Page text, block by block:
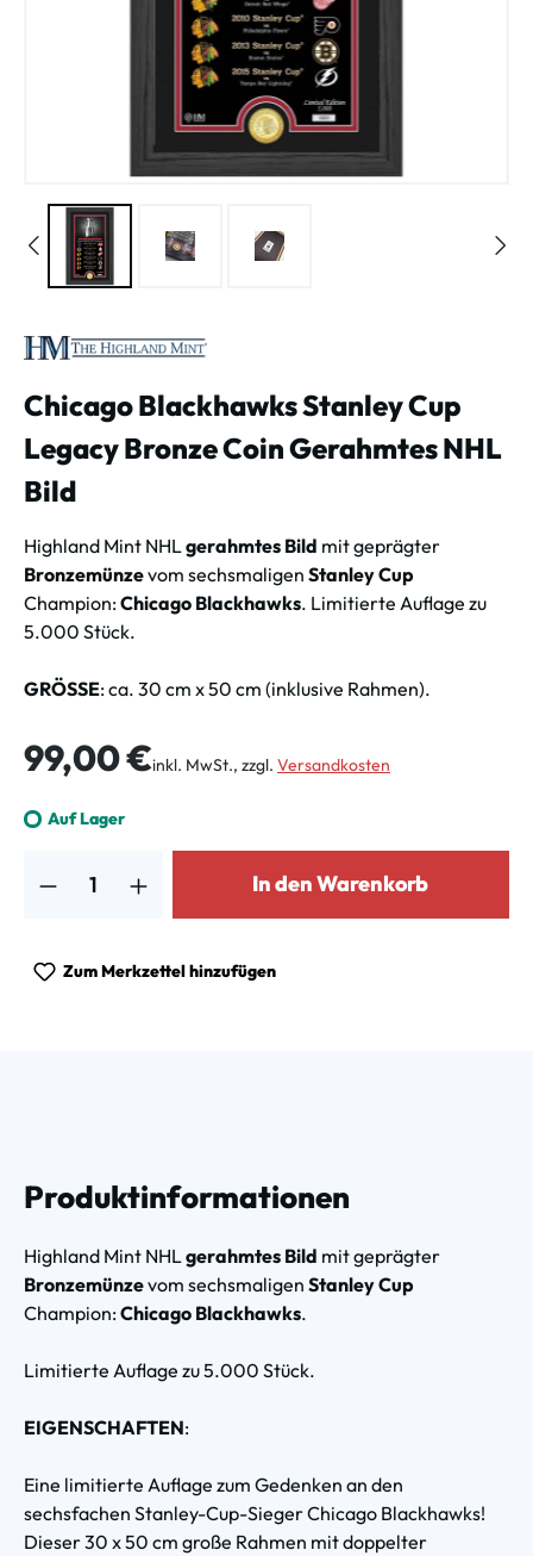
Chicago Blackhawks Stanley Cup
Legacy Bronze Coin Gerahmtes NHL
Bild
Highland Mint NHLgerahmtes Bild mit geprägter
Bronzemünzevom sechsmaligen Stanley Cup
Champion:Chicago Blackhawks. Limitierte Auflage zu
5.000 Stück.
GRÖSSE: ca. 30 cm x 50 cm (inklusive Rahmen).
Regulärer Preis:
99,00 €inkl. MwSt., zzgl. Versandkosten
Auf Lager
In den Warenkorb
Zum Merkzettel hinzufügen
Produktinformationen
Highland Mint NHLgerahmtes Bild mit geprägter
Bronzemünzevom sechsmaligen Stanley Cup
Champion:Chicago Blackhawks.
Limitierte Auflage zu 5.000 Stück.
EIGENSCHAFTEN:
Eine limitierte Auflage zum Gedenken an den
sechsfachen Stanley-Cup-Sieger Chicago Blackhawks!
Dieser 30 x 50 cm große Rahmen mit doppelter